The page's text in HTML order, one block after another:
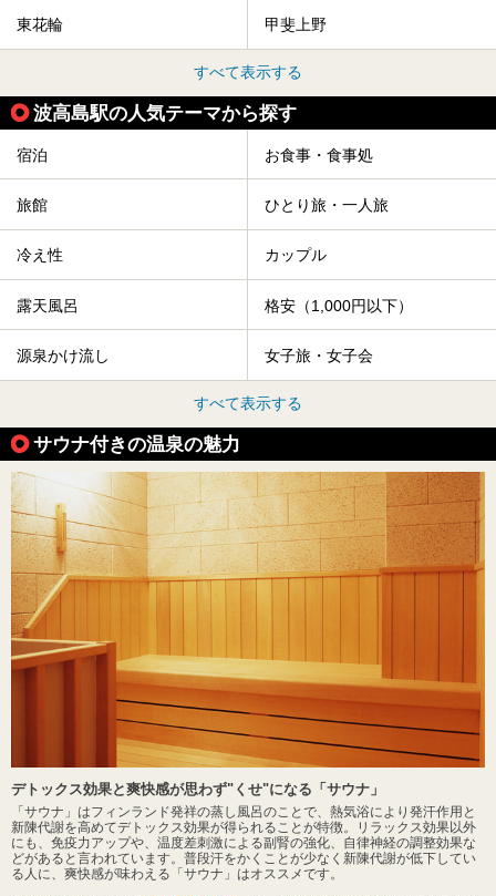
東花輪 甲斐上野
すべて表示する
波高島駅の人気テーマから探す
宿泊 お食事・食事処
旅館 ひとり旅・一人旅
冷え性 カップル
露天風呂 格安（1,000円以下）
源泉かけ流し 女子旅・女子会
すべて表示する
サウナ付きの温泉の魅力
デトックス効果と爽快感が思わず"くせ"になる「サウナ」
「サウナ」はフィンランド発祥の蒸し風呂のことで、熱気浴により発汗作用と
新陳代謝を高めてデトックス効果が得られることが特徴。リラックス効果以外
にも、免疫力アップや、温度差刺激による副腎の強化、自律神経の調整効果な
どがあると言われています。普段汗をかくことが少なく新陳代謝が低下してい
る人に、爽快感が味わえる「サウナ」はオススメです。